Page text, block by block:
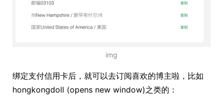
img
绑定支付信用卡后，就可以去订阅喜欢的博主啦，比如
hongkongdoll (opens new window)之类的：